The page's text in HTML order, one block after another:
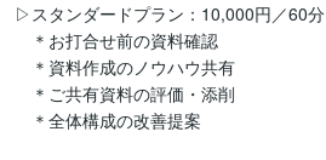
▷スタンダードプラン：10,000円／60分
＊お打合せ前の資料確認
＊資料作成のノウハウ共有
＊ご共有資料の評価・添削
＊全体構成の改善提案